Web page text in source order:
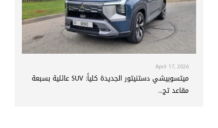
April 17, 2026
ميتسوبيشي دستنيتور الجديدة كلياً: SUV عائلية بسبعة
مقاعد تج...